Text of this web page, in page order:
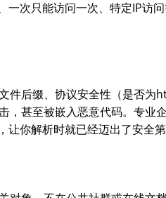
一次只能访问一次、特定IP访
件后缀、协议安全性（是否为
，甚至被嵌入恶意代码。专业
你解析时就已经迈出了安全第